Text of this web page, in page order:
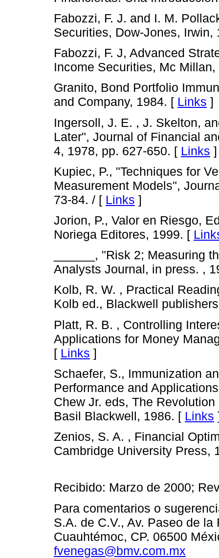
Fabozzi, F. J. and I. M.
Securities, Dow-Jones,
Fabozzi, F. J, Advanced
Income Securities, Mc
Granito, Bond Portfolio
and Company, 1984. [ Links ]
Ingersoll, J. E. , J. Skelton,
Later", Journal of Financial
4, 1978, pp. 627-650. [ Links ]
Kupiec, P., "Techniques for
Measurement Models",
73-84. / [ Links ]
Jorion, P., Valor en Riesgo,
Noriega Editores, 1999. [
______, "Risk 2; Measuring
Analysts Journal, in press. ,
Kolb, R. W. , Practical
Kolb ed., Blackwell
Platt, R. B. , Controlling
Applications for Money
[ Links ]
Schaefer, S., Immunization
Performance and
Chew Jr. eds, The
Basil Blackwell, 1986. [ Links
Zenios, S. A. , Financial
Cambridge University Press,
Recibido: Marzo de 2000;
Para comentarios o
S.A. de C.V., Av. Paseo de
Cuauhtémoc, CP. 06500
fvenegas@bmv.com.mx